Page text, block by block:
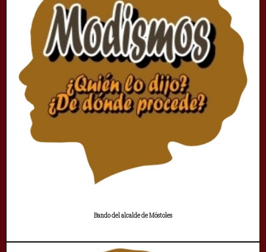
Bando del alcalde de Móstoles